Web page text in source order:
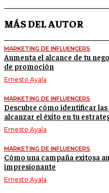
MÁS DEL AUTOR
MARKETING DE INFLUENCERS
Aumenta el alcance de tu
de promoción
Ernesto Ayala
MARKETING DE INFLUENCERS
Descubre cómo identificar
alcanzar el éxito en tu
Ernesto Ayala
MARKETING DE INFLUENCERS
Cómo una campaña exitosa
impresionante
Ernesto Ayala